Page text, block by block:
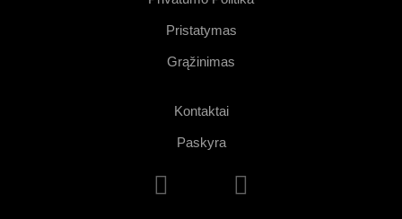
Pristatymas
Grąžinimas
Kontaktai
Paskyra